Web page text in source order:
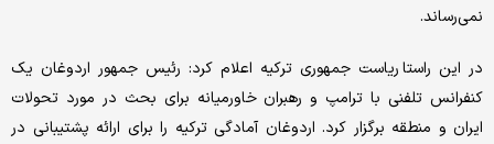
نمی‌رساند.
در این راستا ریاست جمهوری ترکیه اعلام کرد: رئیس جمهور اردوغان یک
کنفرانس تلفنی با ترامپ و رهبران خاورمیانه برای بحث در مورد تحولات
ایران و منطقه برگزار کرد. اردوغان آمادگی ترکیه را برای ارائه پشتیبانی در